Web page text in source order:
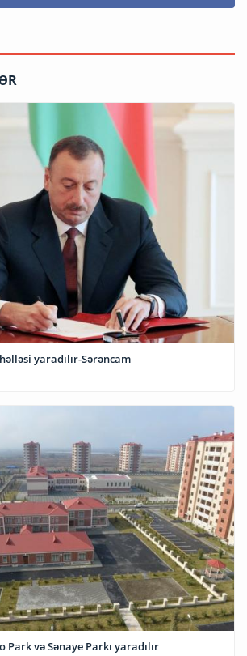
yaradılır-Sərəncam
Park və Sənaye Parkı yaradılır